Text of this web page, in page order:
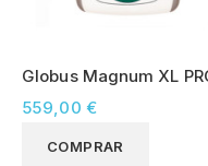
Globus Magnum XL
559,00 €
COMPRAR